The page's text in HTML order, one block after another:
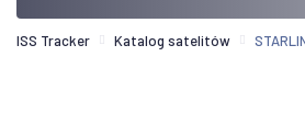
ISS Tracker Katalog satelitów